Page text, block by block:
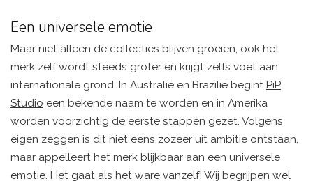
Een universele emotie
Maar niet alleen de collecties blijven groeien, ook het
merk zelf wordt steeds groter en krijgt zelfs voet aan
internationale grond. In Australië en Brazilië begint PiP
Studio een bekende naam te worden en in Amerika
worden voorzichtig de eerste stappen gezet. Volgens
eigen zeggen is dit niet eens zozeer uit ambitie ontstaan,
maar appelleert het merk blijkbaar aan een universele
emotie. Het gaat als het ware vanzelf! Wij begrijpen wel